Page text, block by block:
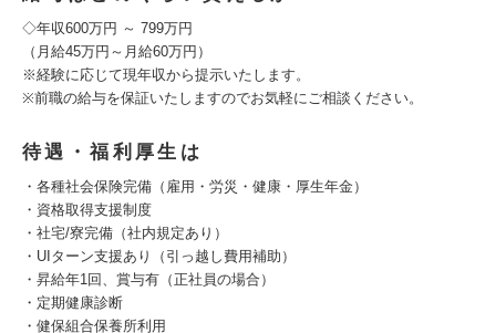
◇年収600万円 ～ 799万円
（月給45万円～月給60万円）
※経験に応じて現年収から提示いたします。
※前職の給与を保証いたしますのでお気軽にご相談ください。
待遇・福利厚生は
・各種社会保険完備（雇用・労災・健康・厚生年金）
・資格取得支援制度
・社宅/寮完備（社内規定あり）
・UIターン支援あり（引っ越し費用補助）
・昇給年1回、賞与有（正社員の場合）
・定期健康診断
・健保組合保養所利用